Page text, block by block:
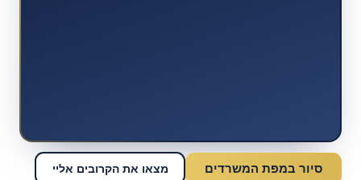
סיור במפת המשרדים מצאו את הקרובים אליי